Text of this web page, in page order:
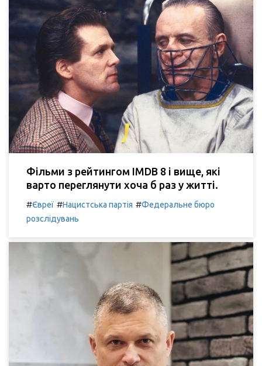
Фільми з рейтингом IMDB 8 і вище, які
варто переглянути хоча б раз у житті.
#Євреї #Нацистська партія #Федеральне бюро
розслідувань